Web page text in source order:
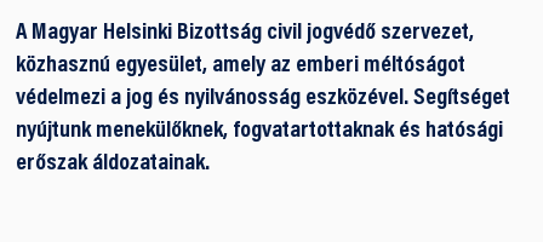
A Magyar Helsinki Bizottság civil jogvédő szervezet,
közhasznú egyesület, amely az emberi méltóságot
védelmezi a jog és nyilvánosság eszközével. Segítséget
nyújtunk menekülőknek, fogvatartottaknak és hatósági
erőszak áldozatainak.